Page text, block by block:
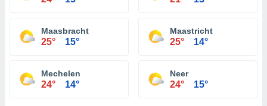
Maasbracht
25° 15°
Maastricht
25° 14°
Mechelen
24° 14°
Neer
24° 15°